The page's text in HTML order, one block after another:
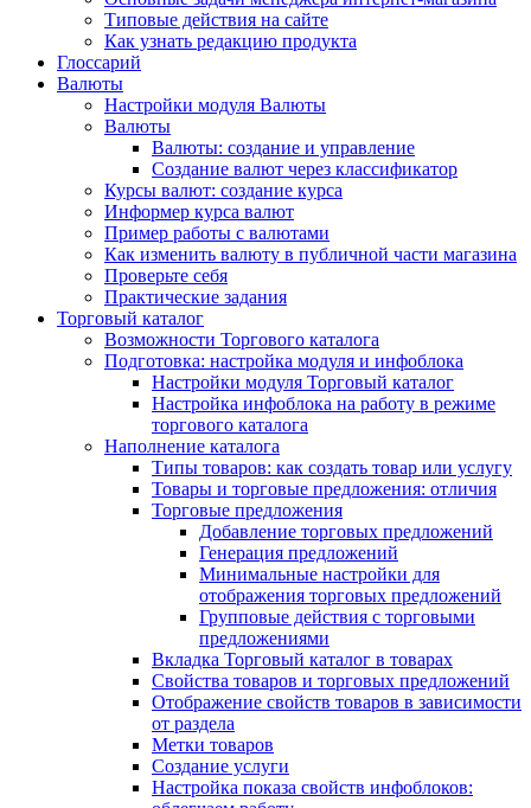
Типовые действия на сайте
Как узнать редакцию продукта
Глоссарий
Валюты
Настройки модуля Валюты
Валюты
Валюты: создание и управление
Создание валют через классификатор
Курсы валют: создание курса
Информер курса валют
Пример работы с валютами
Как изменить валюту в публичной части магазина
Проверьте себя
Практические задания
Торговый каталог
Возможности Торгового каталога
Подготовка: настройка модуля и инфоблока
Настройки модуля Торговый каталог
Настройка инфоблока на работу в режиме
торгового каталога
Наполнение каталога
Типы товаров: как создать товар или услугу
Товары и торговые предложения: отличия
Торговые предложения
Добавление торговых предложений
Генерация предложений
Минимальные настройки для
отображения торговых предложений
Групповые действия с торговыми
предложениями
Вкладка Торговый каталог в товарах
Свойства товаров и торговых предложений
Отображение свойств товаров в зависимости
от раздела
Метки товаров
Создание услуги
Настройка показа свойств инфоблоков: